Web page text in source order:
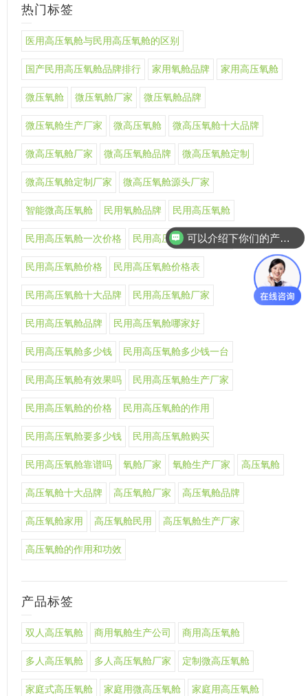
热门标签
医用高压氧舱与民用高压氧舱的区别
国产民用高压氧舱品牌排行 家用氧舱品牌 家用高压氧舱
微压氧舱 微压氧舱厂家 微压氧舱品牌
微压氧舱生产厂家 微高压氧舱 微高压氧舱十大品牌
微高压氧舱厂家 微高压氧舱品牌 微高压氧舱定制
微高压氧舱定制厂家 微高压氧舱源头厂家
智能微高压氧舱 民用氧舱品牌 民用高压氧舱
民用高压氧舱一次价格 民用高压氧舱上市公司
民用高压氧舱价格 民用高压氧舱价格表
民用高压氧舱十大品牌 民用高压氧舱厂家
民用高压氧舱品牌 民用高压氧舱哪家好
民用高压氧舱多少钱 民用高压氧舱多少钱一台
民用高压氧舱有效果吗 民用高压氧舱生产厂家
民用高压氧舱的价格 民用高压氧舱的作用
民用高压氧舱要多少钱 民用高压氧舱购买
民用高压氧舱靠谱吗 氧舱厂家 氧舱生产厂家 高压氧舱
高压氧舱十大品牌 高压氧舱厂家 高压氧舱品牌
高压氧舱家用 高压氧舱民用 高压氧舱生产厂家
高压氧舱的作用和功效
产品标签
双人高压氧舱 商用氧舱生产公司 商用高压氧舱
多人高压氧舱 多人高压氧舱厂家 定制微高压氧舱
家庭式高压氧舱 家庭用微高压氧舱 家庭用高压氧舱
可以介绍下你们的产品么